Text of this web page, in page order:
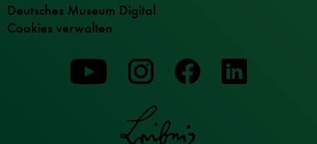
Deutsches Museum Digital
Cookies verwalten
Zu
unserer
Youtube-
Seite
Zu
unserer
Instagram-
Seite
Zu
unserer